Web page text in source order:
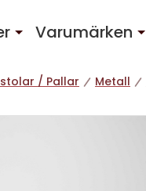
Varumärken
/ Pallar Metall